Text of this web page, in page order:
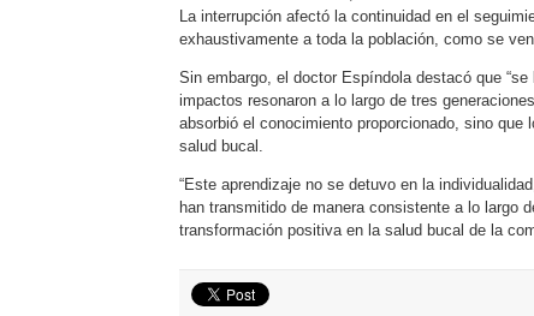
La interrupción afectó la continuidad en el
exhaustivamente a toda la población, como se
Sin embargo, el doctor Espíndola destacó que
impactos resonaron a lo largo de tres
absorbió el conocimiento proporcionado, sino
salud bucal.
“Este aprendizaje no se detuvo en la
han transmitido de manera consistente a lo largo
transformación positiva en la salud bucal de la